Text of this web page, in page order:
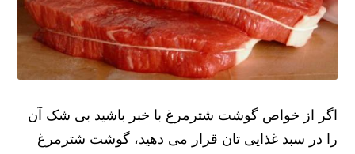
اگر از خواص گوشت شترمرغ با خبر باشید بی شک آن
را در سبد غذایی تان قرار می دهید، گوشت شترمرغ